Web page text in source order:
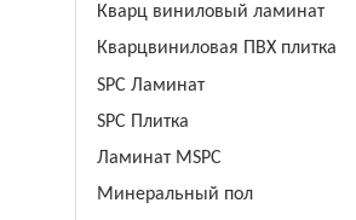
Кварц виниловый ламинат
Кварцвиниловая ПВХ плитка
SPC Ламинат
SPC Плитка
Ламинат MSPC
Минеральный пол